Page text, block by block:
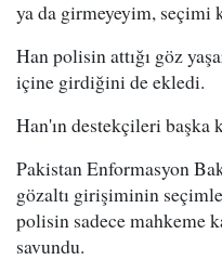
ya da girmeyeyim, seçimi
Han polisin attığı göz
içine girdiğini de ekledi.
Han'ın destekçileri başka
Pakistan Enformasyon
gözaltı girişiminin
polisin sadece mahkeme
savundu.